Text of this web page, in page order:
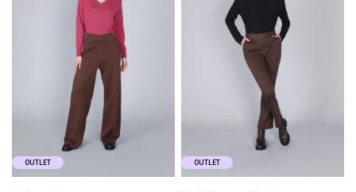
OUTLET OUTLET